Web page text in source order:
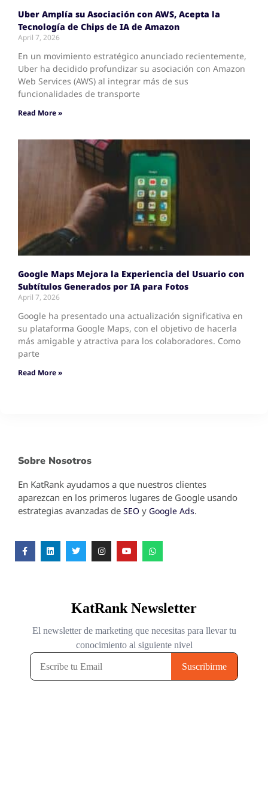
Uber Amplía su Asociación con AWS, Acepta la
Tecnología de Chips de IA de Amazon
April 7, 2026
En un movimiento estratégico anunciado recientemente,
Uber ha decidido profundizar su asociación con Amazon
Web Services (AWS) al integrar más de sus
funcionalidades de transporte
Read More »
Google Maps Mejora la Experiencia del Usuario con
Subtítulos Generados por IA para Fotos
April 7, 2026
Google ha presentado una actualización significativa en
su plataforma Google Maps, con el objetivo de hacerla
más amigable y atractiva para los colaboradores. Como
parte
Read More »
Sobre Nosotros
En KatRank ayudamos a que nuestros clientes
aparezcan en los primeros lugares de Google usando
estrategias avanzadas de SEO y Google Ads.